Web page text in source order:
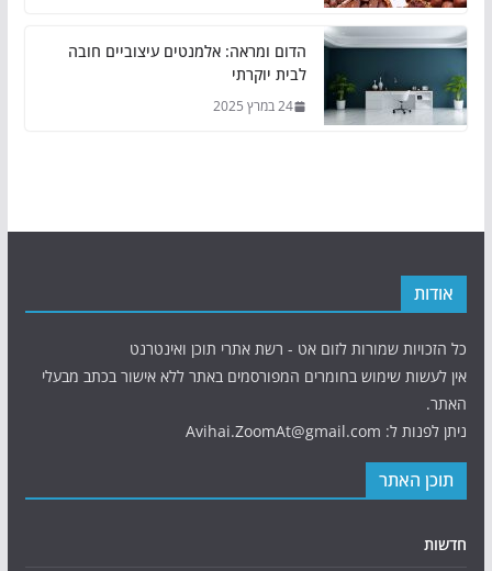
הדום ומראה: אלמנטים עיצוביים חובה
לבית יוקרתי
24 במרץ 2025
אודות
כל הזכויות שמורות לזום אט - רשת אתרי תוכן ואינטרנט
אין לעשות שימוש בחומרים המפורסמים באתר ללא אישור בכתב מבעלי
האתר.
ניתן לפנות ל: Avihai.ZoomAt@gmail.com
תוכן האתר
חדשות